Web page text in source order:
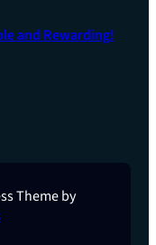
and Rewarding!
Theme by